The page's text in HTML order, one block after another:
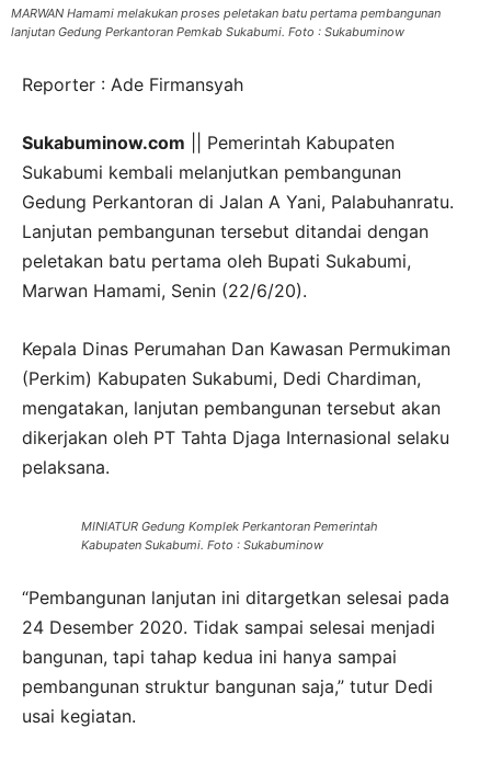
MARWAN Hamami melakukan proses peletakan batu pertama pembangunan
lanjutan Gedung Perkantoran Pemkab Sukabumi. Foto : Sukabuminow
Reporter : Ade Firmansyah
Sukabuminow.com || Pemerintah Kabupaten
Sukabumi kembali melanjutkan pembangunan
Gedung Perkantoran di Jalan A Yani, Palabuhanratu.
Lanjutan pembangunan tersebut ditandai dengan
peletakan batu pertama oleh Bupati Sukabumi,
Marwan Hamami, Senin (22/6/20).
Kepala Dinas Perumahan Dan Kawasan Permukiman
(Perkim) Kabupaten Sukabumi, Dedi Chardiman,
mengatakan, lanjutan pembangunan tersebut akan
dikerjakan oleh PT Tahta Djaga Internasional selaku
pelaksana.
MINIATUR Gedung Komplek Perkantoran Pemerintah
Kabupaten Sukabumi. Foto : Sukabuminow
“Pembangunan lanjutan ini ditargetkan selesai pada
24 Desember 2020. Tidak sampai selesai menjadi
bangunan, tapi tahap kedua ini hanya sampai
pembangunan struktur bangunan saja,” tutur Dedi
usai kegiatan.